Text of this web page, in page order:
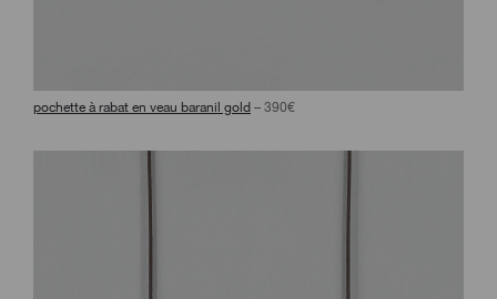
pochette à rabat en veau baranil gold – 390€